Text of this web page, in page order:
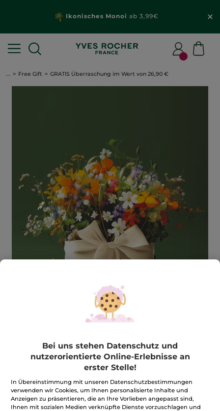
Ikonisches Monoi ab 3,99€
... Free Gift GRATIS Überraschung im Wert von 26,90 €
GRATIS Überraschung im Wert von
26,90 €
★★★★★
★★★★★
Kein
Beurteilungswert
für
BEWERTUNG VERFASSEN
Menge
Bei uns stehen Datenschutz und
nutzerorientierte Online-Erlebnisse an
erster Stelle!
In Übereinstimmung mit unseren Datenschutzbestimmungen
verwenden wir Cookies, um Ihnen personalisierte Inhalte und
Anzeigen zu präsentieren, die an Ihre Vorlieben angepasst sind,
Ihnen mit sozialen Medien verknüpfte Dienste vorzuschlagen und